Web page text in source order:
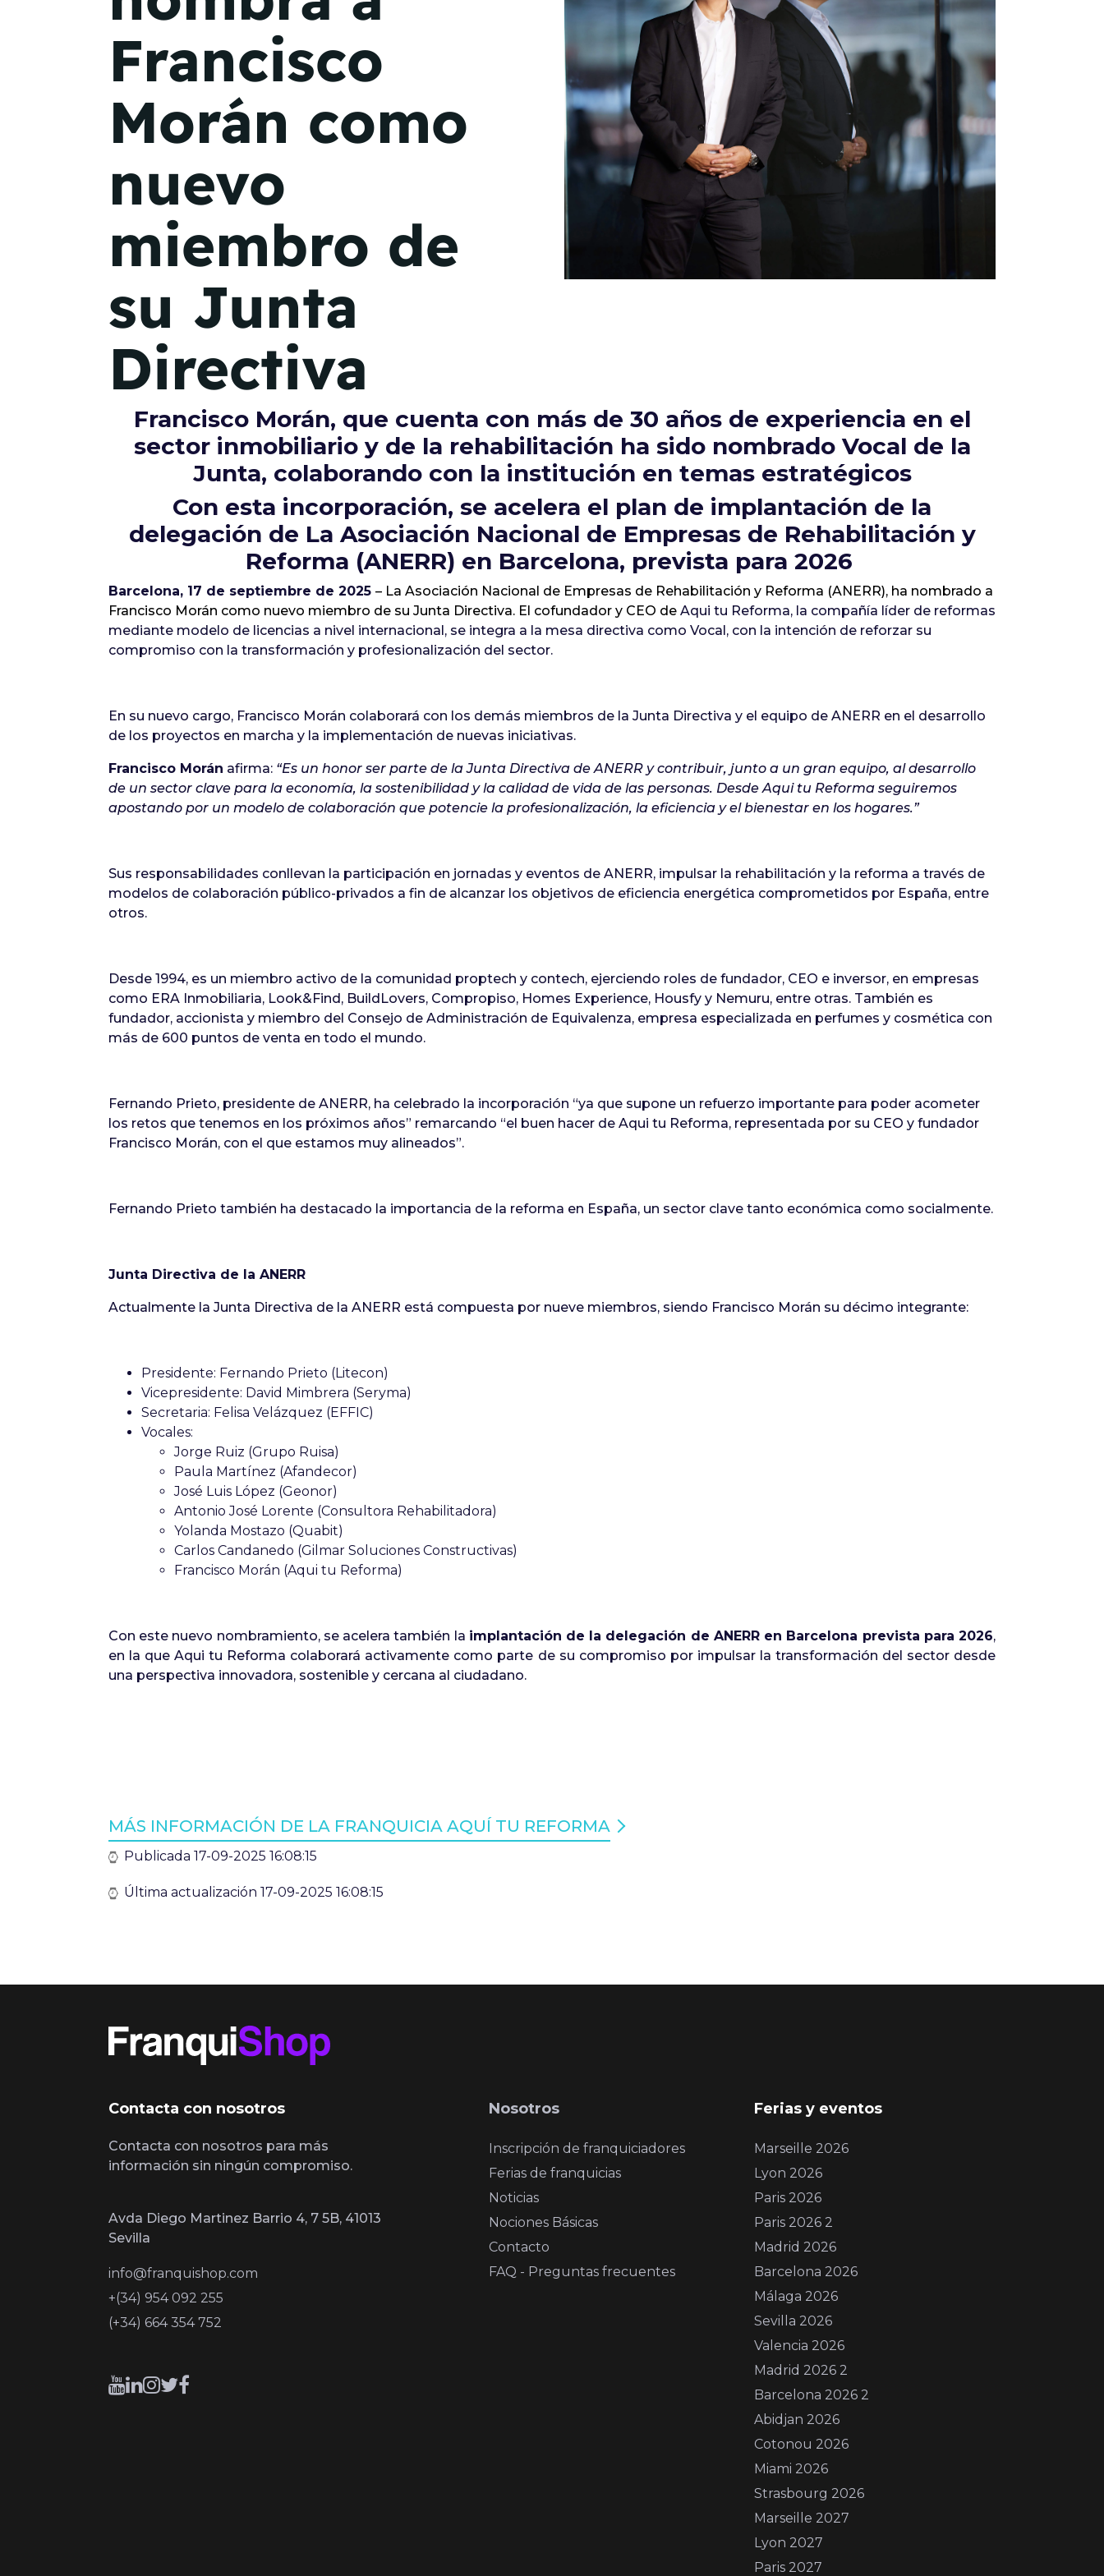
Madrid 2026 2 -08
de octubre
Castilla-La Mancha
22 de octubre
Barcelona 2026 2 -
Infórmate
Francisco
Morán como
nuevo
miembro de
su Junta
Directiva
Francisco Morán, que cuenta con más de 30 años de experiencia en el
sector inmobiliario y de la rehabilitación ha sido nombrado Vocal de la
Junta, colaborando con la institución en temas estratégicos
Con esta incorporación, se acelera el plan de implantación de la
delegación de La Asociación Nacional de Empresas de Rehabilitación y
Reforma (ANERR) en Barcelona, prevista para 2026
Barcelona, 17 de septiembre de 2025 – La Asociación Nacional de Empresas de Rehabilitación y Reforma (ANERR), ha nombrado a
Francisco Morán como nuevo miembro de su Junta Directiva. El cofundador y CEO de Aqui tu Reforma, la compañía líder de reformas
mediante modelo de licencias a nivel internacional, se integra a la mesa directiva como Vocal, con la intención de reforzar su
compromiso con la transformación y profesionalización del sector.
En su nuevo cargo, Francisco Morán colaborará con los demás miembros de la Junta Directiva y el equipo de ANERR en el desarrollo
de los proyectos en marcha y la implementación de nuevas iniciativas.
Francisco Morán afirma: “Es un honor ser parte de la Junta Directiva de ANERR y contribuir, junto a un gran equipo, al desarrollo
de un sector clave para la economía, la sostenibilidad y la calidad de vida de las personas. Desde Aqui tu Reforma seguiremos
apostando por un modelo de colaboración que potencie la profesionalización, la eficiencia y el bienestar en los hogares.”
Sus responsabilidades conllevan la participación en jornadas y eventos de ANERR, impulsar la rehabilitación y la reforma a través de
modelos de colaboración público-privados a fin de alcanzar los objetivos de eficiencia energética comprometidos por España, entre
otros.
Desde 1994, es un miembro activo de la comunidad proptech y contech, ejerciendo roles de fundador, CEO e inversor, en empresas
como ERA Inmobiliaria, Look&Find, BuildLovers, Compropiso, Homes Experience, Housfy y Nemuru, entre otras. También es
fundador, accionista y miembro del Consejo de Administración de Equivalenza, empresa especializada en perfumes y cosmética con
más de 600 puntos de venta en todo el mundo.
Fernando Prieto, presidente de ANERR, ha celebrado la incorporación “ya que supone un refuerzo importante para poder acometer
los retos que tenemos en los próximos años” remarcando “el buen hacer de Aqui tu Reforma, representada por su CEO y fundador
Francisco Morán, con el que estamos muy alineados”.
Fernando Prieto también ha destacado la importancia de la reforma en España, un sector clave tanto económica como socialmente.
Junta Directiva de la ANERR
Actualmente la Junta Directiva de la ANERR está compuesta por nueve miembros, siendo Francisco Morán su décimo integrante:
Presidente: Fernando Prieto (Litecon)
Vicepresidente: David Mimbrera (Seryma)
Secretaria: Felisa Velázquez (EFFIC)
Vocales:
Jorge Ruiz (Grupo Ruisa)
Paula Martínez (Afandecor)
José Luis López (Geonor)
Antonio José Lorente (Consultora Rehabilitadora)
Yolanda Mostazo (Quabit)
Carlos Candanedo (Gilmar Soluciones Constructivas)
Francisco Morán (Aqui tu Reforma)
Con este nuevo nombramiento, se acelera también la implantación de la delegación de ANERR en Barcelona prevista para 2026,
en la que Aqui tu Reforma colaborará activamente como parte de su compromiso por impulsar la transformación del sector desde
una perspectiva innovadora, sostenible y cercana al ciudadano.
MÁS INFORMACIÓN DE LA FRANQUICIA AQUÍ TU REFORMA
Publicada 17-09-2025 16:08:15
Última actualización 17-09-2025 16:08:15
Contacta con nosotros
Contacta con nosotros para más
información sin ningún compromiso.
Avda Diego Martinez Barrio 4, 7 5B, 41013
Sevilla
info@franquishop.com
+(34) 954 092 255
(+34) 664 354 752
Nosotros
Inscripción de franquiciadores
Ferias de franquicias
Noticias
Nociones Básicas
Contacto
FAQ - Preguntas frecuentes
Ferias y eventos
Marseille 2026
Lyon 2026
Paris 2026
Paris 2026 2
Madrid 2026
Barcelona 2026
Málaga 2026
Sevilla 2026
Valencia 2026
Madrid 2026 2
Barcelona 2026 2
Abidjan 2026
Cotonou 2026
Miami 2026
Strasbourg 2026
Marseille 2027
Lyon 2027
Paris 2027